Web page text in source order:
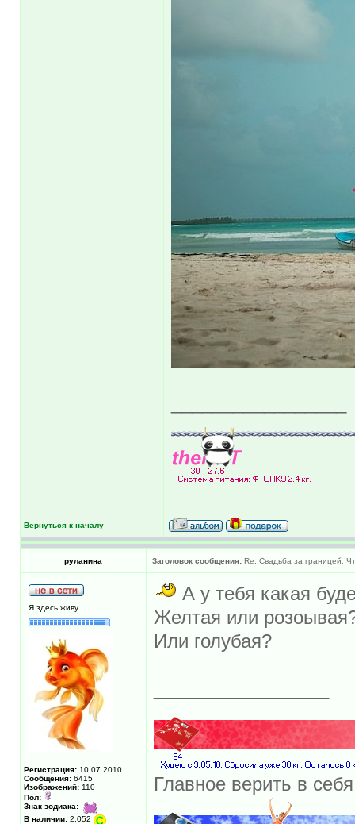
Вернуться к началу
руланина Заголовок сообщения: Re: Свадьба за границей.
Я здесь живу
Регистрация: 10.07.2010
Сообщения: 6415
Изображений: 110
Пол:
Знак зодиака:
В наличии: 2,052
А у тебя какая
Желтая или
Или голубая?
Главное верить в